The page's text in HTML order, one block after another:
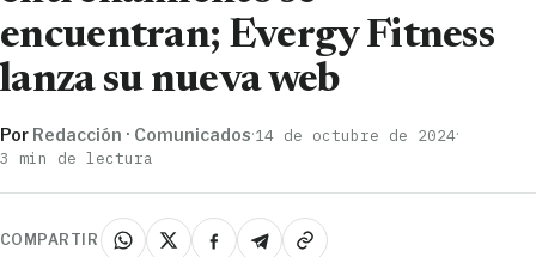
encuentran; Evergy Fitness
lanza su nueva web
Por Redacción · Comunicados·14 de octubre de 2024·
3 min de lectura
COMPARTIR